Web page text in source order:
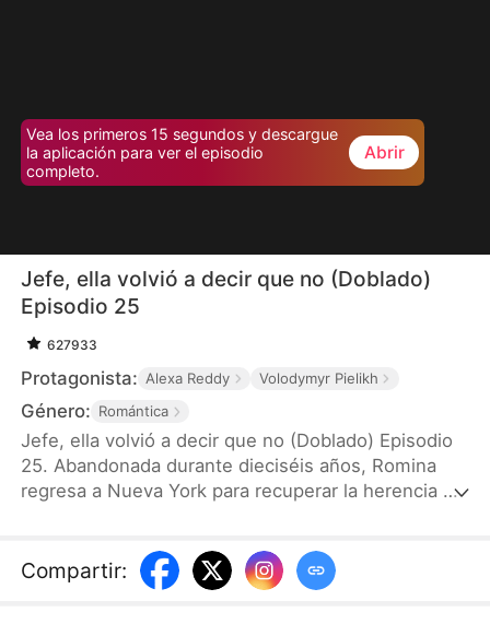
Vea los primeros 15 segundos y descargue
la aplicación para ver el episodio
completo.
Abrir
Jefe, ella volvió a decir que no (Doblado)
Episodio 25
627933
Protagonista: Alexa Reddy Volodymyr Pielikh
Género: Romántica
Jefe, ella volvió a decir que no (Doblado) Episodio
25. Abandonada durante dieciséis años, Romina
regresa a Nueva York para recuperar la herencia de
todo cambia cuando salva a Damián Castillo, el
heredero mayor, de un ataque mafioso. Intrigado
Compartir: